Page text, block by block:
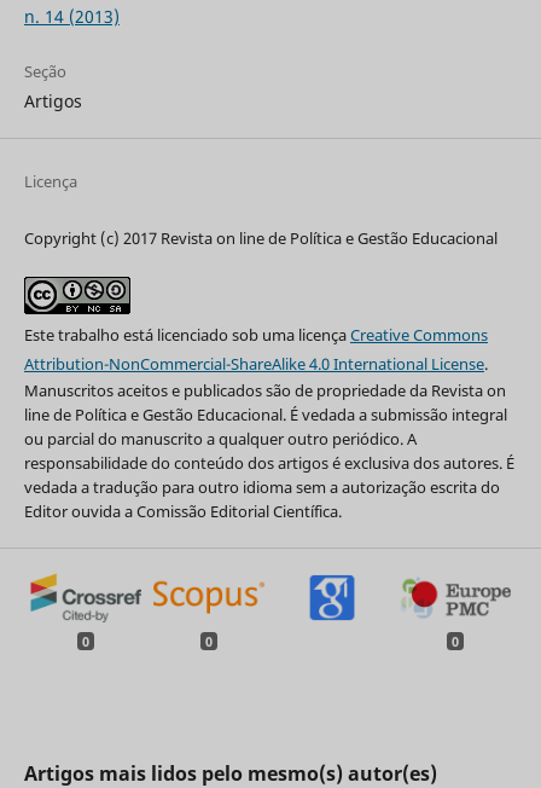
n. 14 (2013)
Seção
Artigos
Licença
Copyright (c) 2017 Revista on line de Política e Gestão Educacional
Este trabalho está licenciado sob uma licençaCreative Commons
Attribution-NonCommercial-ShareAlike 4.0 International License.
Manuscritos aceitos e publicados são de propriedade da Revista on
line de Política e Gestão Educacional. É vedada a submissão integral
ou parcial do manuscrito a qualquer outro periódico. A
responsabilidade do conteúdo dos artigos é exclusiva dos autores. É
vedada a tradução para outro idioma sem a autorização escrita do
Editor ouvida a Comissão Editorial Científica.
0 0 0
Artigos mais lidos pelo mesmo(s) autor(es)